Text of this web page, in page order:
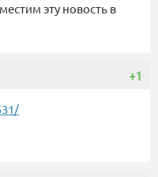
эту новость в
+1